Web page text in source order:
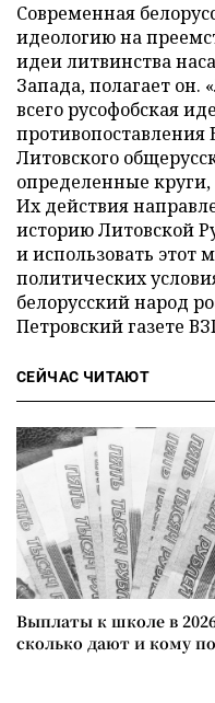
Современная
идеологию на
идеи литвинства
Запада, полагает он.
всего русофобская
противопоставления
Литовского
определенные
Их действия
историю Литовской
и использовать этот
политических
белорусский народ
Петровский газете
СЕЙЧАС ЧИТАЮТ
Выплаты к школе в
сколько дают и кому